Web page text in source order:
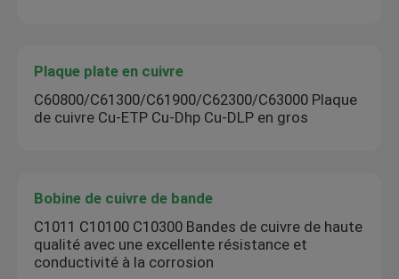
Plaque plate en cuivre
C60800/C61300/C61900/C62300/C63000 Plaque
de cuivre Cu-ETP Cu-Dhp Cu-DLP en gros
Bobine de cuivre de bande
C1011 C10100 C10300 Bandes de cuivre de haute
qualité avec une excellente résistance et
conductivité à la corrosion